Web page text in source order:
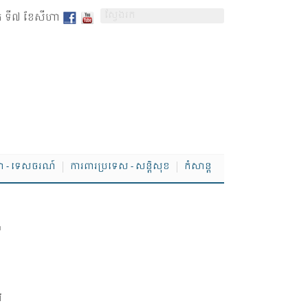
ទី៧ ខែសីហា
- ទេសចរណ៍ ការពារប្រទេស - សន្តិសុខ កំសាន្ត